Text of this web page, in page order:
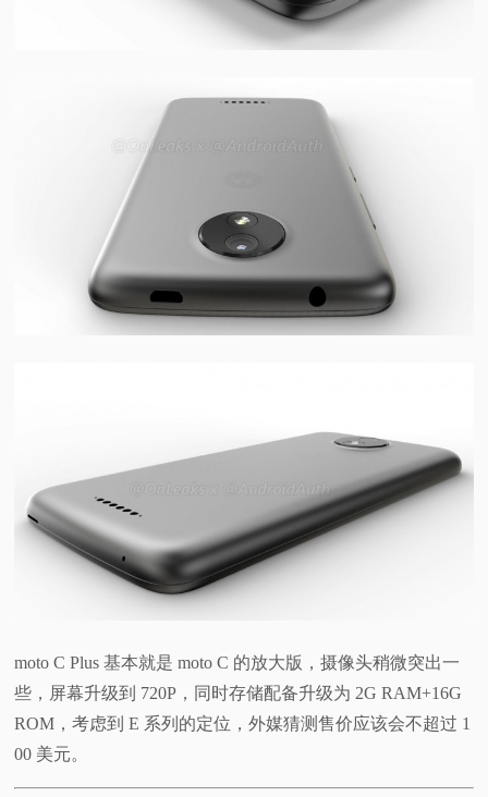
moto C Plus 基本就是 moto C 的放大版，摄像头稍微突出一
些，屏幕升级到 720P，同时存储配备升级为 2G RAM+16G
ROM，考虑到 E 系列的定位，外媒猜测售价应该会不超过 1
00 美元。